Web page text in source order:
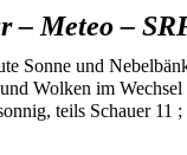
– Meteo –
Sonne und
Wolken im
teils Schauer 11